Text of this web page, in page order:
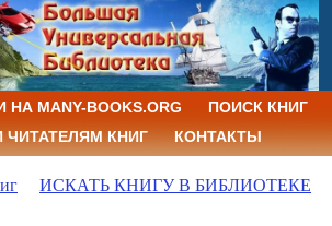
MANY-BOOKS.ORG
ПОИСК КНИГ
ЧИТАТЕЛЯМ КНИГ
КОНТАКТЫ
ИСКАТЬ КНИГУ В БИБЛИОТЕКЕ